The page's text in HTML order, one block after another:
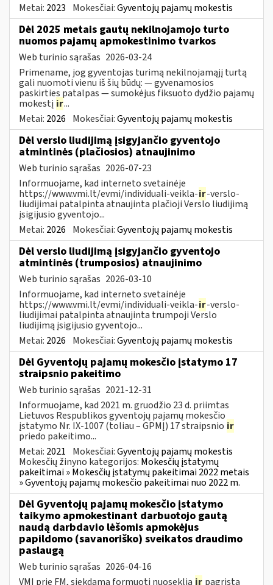
Metai: 2023 Mokesčiai:Gyventojų pajamų mokestis
Dėl 2025 metais gautų nekilnojamojo turto
nuomos pajamų apmokestinimo tvarkos
Web turinio sąrašas 2026-03-24
Primename, jog gyventojas turimą nekilnojamąjį turtą
gali nuomoti vienu iš šių būdų: — gyvenamosios
paskirties patalpas — sumokėjus fiksuoto dydžio pajamų
mokestį ir...
Metai: 2026 Mokesčiai:Gyventojų pajamų mokestis
Dėl verslo liudijimą įsigyjančio gyventojo
atmintinės (plačiosios) atnaujinimo
Web turinio sąrašas 2026-07-23
Informuojame, kad interneto svetainėje
https://www.vmi.lt/evmi/individuali-veikla-ir-verslo-
liudijimai patalpinta atnaujinta plačioji Verslo liudijimą
įsigijusio gyventojo...
Metai: 2026 Mokesčiai:Gyventojų pajamų mokestis
Dėl verslo liudijimą įsigyjančio gyventojo
atmintinės (trumposios) atnaujinimo
Web turinio sąrašas 2026-03-10
Informuojame, kad interneto svetainėje
https://www.vmi.lt/evmi/individuali-veikla-ir-verslo-
liudijimai patalpinta atnaujinta trumpoji Verslo
liudijimą įsigijusio gyventojo...
Metai: 2026 Mokesčiai:Gyventojų pajamų mokestis
Dėl Gyventojų pajamų mokesčio įstatymo 17
straipsnio pakeitimo
Web turinio sąrašas 2021-12-31
Informuojame, kad 2021 m. gruodžio 23 d. priimtas
Lietuvos Respublikos gyventojų pajamų mokesčio
įstatymo Nr. IX-1007 (toliau – GPMĮ) 17 straipsnio ir
priedo pakeitimo...
Metai: 2021 Mokesčiai:Gyventojų pajamų mokestis
Mokesčių žinyno kategorijos: Mokesčių įstatymų
pakeitimai » Mokesčių įstatymų pakeitimai 2022 metais
» Gyventojų pajamų mokesčio pakeitimai nuo 2022 m.
Dėl Gyventojų pajamų mokesčio įstatymo
taikymo apmokestinant darbuotojo gautą
naudą darbdavio lėšomis apmokėjus
papildomo (savanoriško) sveikatos draudimo
paslaugą
Web turinio sąrašas 2026-04-16
VMI prie FM, siekdama formuoti nuoseklią ir pagrįstą